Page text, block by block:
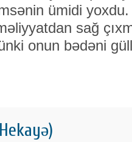
ümidi
sağ
onun bədəni